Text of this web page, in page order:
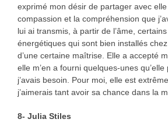
exprimé mon désir de partager avec
compassion et la compréhension que
lui ai transmis, à partir de l’âme,
énergétiques qui sont bien installés
d’une certaine maîtrise. Elle a accepté
elle m’en a fourni quelques-unes
j’avais besoin. Pour moi, elle est
j’aimerais tant avoir sa chance dans la
8- Julia Stiles